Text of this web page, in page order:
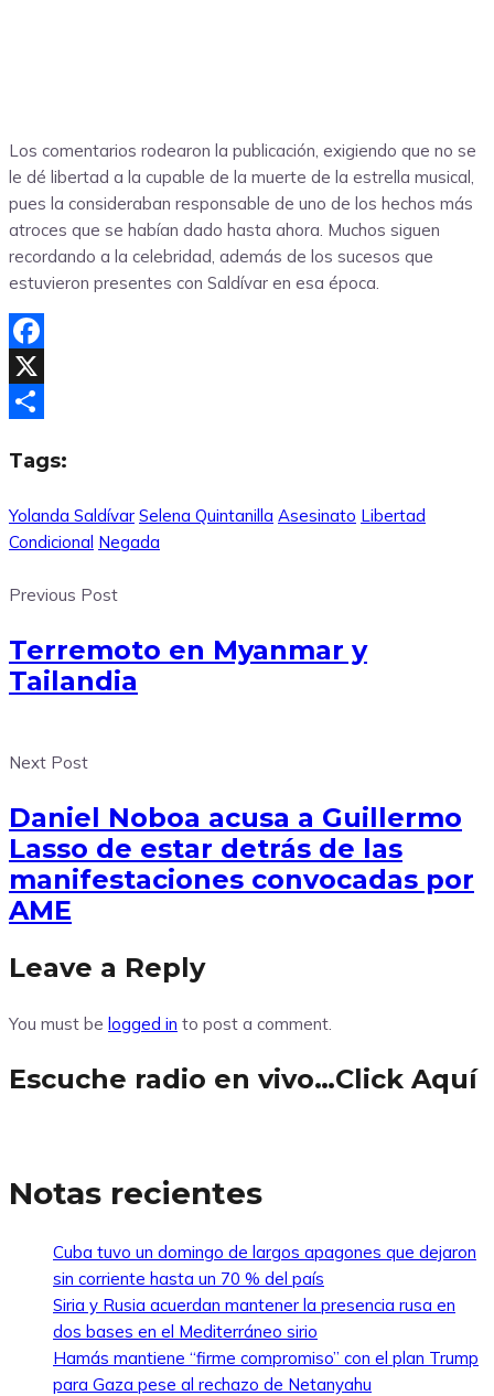
Los comentarios rodearon la publicación, exigiendo que no se
le dé libertad a la cupable de la muerte de la estrella musical,
pues la consideraban responsable de uno de los hechos más
atroces que se habían dado hasta ahora. Muchos siguen
recordando a la celebridad, además de los sucesos que
estuvieron presentes con Saldívar en esa época.
Facebook
X
Tags:
Yolanda Saldívar Selena Quintanilla Asesinato Libertad
Condicional Negada
Previous Post
Terremoto en Myanmar y
Tailandia
Next Post
Daniel Noboa acusa a Guillermo
Lasso de estar detrás de las
manifestaciones convocadas por
AME
Leave a Reply
You must be logged in to post a comment.
Escuche radio en vivo…Click Aquí
Notas recientes
Cuba tuvo un domingo de largos apagones que dejaron
sin corriente hasta un 70 % del país
Siria y Rusia acuerdan mantener la presencia rusa en
dos bases en el Mediterráneo sirio
Hamás mantiene “firme compromiso” con el plan Trump
para Gaza pese al rechazo de Netanyahu